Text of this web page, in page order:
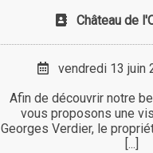
Château de
vendredi 13 juin
Afin de découvrir notre
vous proposons une
Georges Verdier, le
[...]